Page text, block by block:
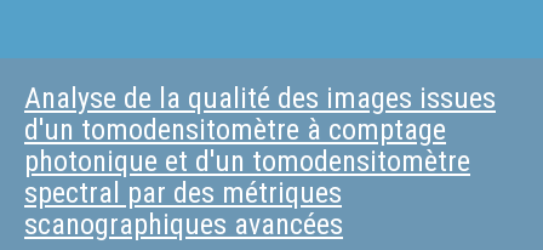
Analyse de la qualité des images issues
d'un tomodensitomètre à comptage
photonique et d'un tomodensitomètre
spectral par des métriques
scanographiques avancées